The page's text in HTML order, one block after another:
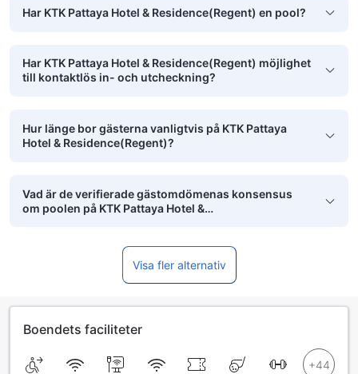
Har KTK Pattaya Hotel & Residence(Regent) en pool?
Har KTK Pattaya Hotel & Residence(Regent) möjlighet
till kontaktlös in- och utcheckning?
Hur länge bor gästerna vanligtvis på KTK Pattaya
Hotel & Residence(Regent)?
Vad är de verifierade gästomdömenas konsensus
om poolen på KTK Pattaya Hotel &
Visa fler alternativ
Boendets faciliteter